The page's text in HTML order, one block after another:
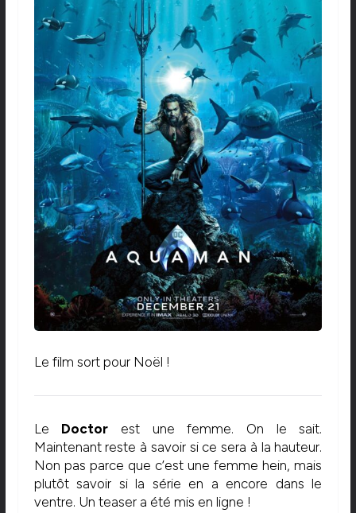
Le film sort pour Noël !
Le Doctor est une femme. On le sait.
Maintenant reste à savoir si ce sera à la hauteur.
Non pas parce que c’est une femme hein, mais
plutôt savoir si la série en a encore dans le
ventre. Un teaser a été mis en ligne !